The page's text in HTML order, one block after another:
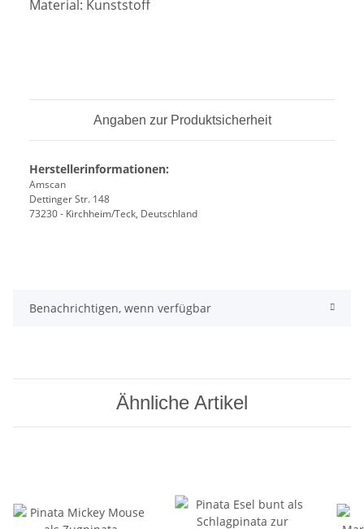
Material: Kunststoff
Angaben zur Produktsicherheit
Herstellerinformationen:
Amscan
Dettinger Str. 148
73230 - Kirchheim/Teck, Deutschland
Benachrichtigen, wenn verfügbar
Ähnliche Artikel